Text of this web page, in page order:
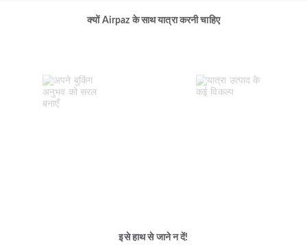
क्यों Airpaz के साथ यात्रा करनी चाहिए
इसे हाथ से जाने न दें!